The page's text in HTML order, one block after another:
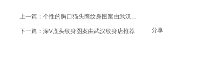
上一篇： 个性的胸口猫头鹰纹身图案由武汉纹身店推荐
下一篇： 深V鹿头纹身图案由武汉纹身店推荐 分享